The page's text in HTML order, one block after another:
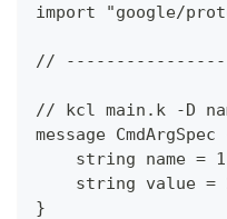
import "google/
//
// kcl main.k -D
message CmdArgSpec
string name =
string value =
}